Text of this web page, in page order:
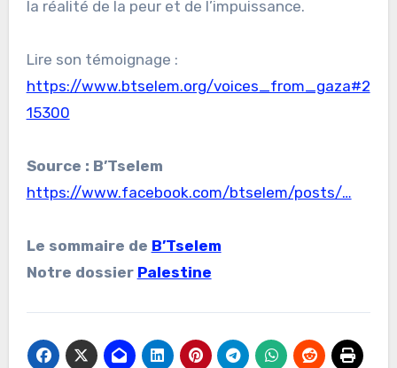
la réalité de la peur et de l’impuissance.
Lire son témoignage :
https://www.btselem.org/voices_from_gaza#2
15300
Source : B’Tselem
https://www.facebook.com/btselem/posts/…
Le sommaire de B’Tselem
Notre dossier Palestine